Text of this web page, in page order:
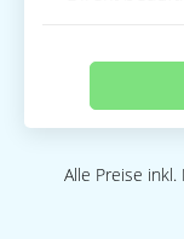
Alle Preise inkl.